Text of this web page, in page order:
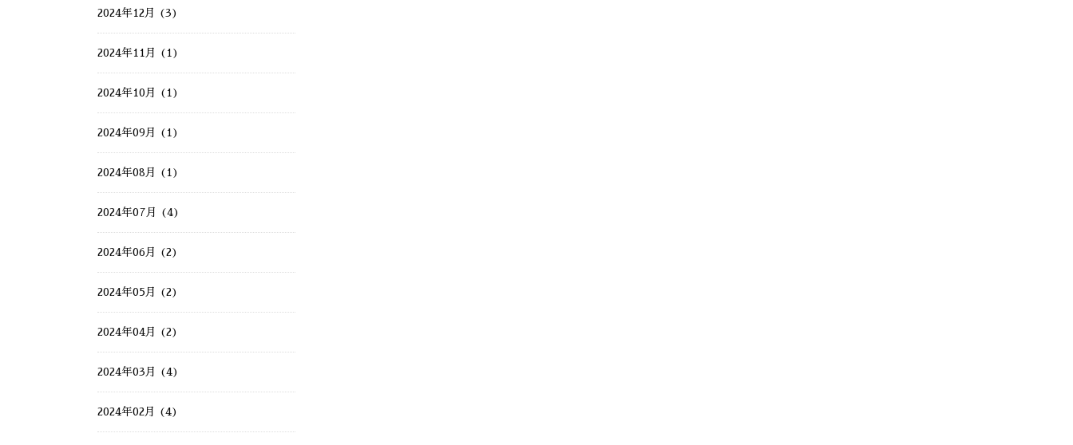
2024年12月 (3)
2024年11月 (1)
2024年10月 (1)
2024年09月 (1)
2024年08月 (1)
2024年07月 (4)
2024年06月 (2)
2024年05月 (2)
2024年04月 (2)
2024年03月 (4)
2024年02月 (4)